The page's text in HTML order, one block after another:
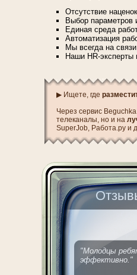
Отсутствие
Выбор параметров
Единая среда
Автоматизация
Мы всегда на
Наши HR-эксперты
▶ Ищете, где
Через сервис
телеканалы, но и на
SuperJob, Работа.ру и
"Молодцы
эффективно."